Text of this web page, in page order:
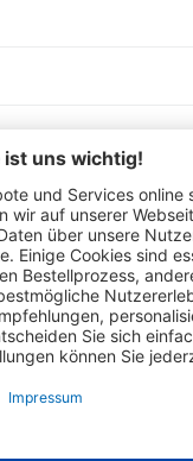
Folgen Sie uns auch auf
sich ausschließlich an Industrie,